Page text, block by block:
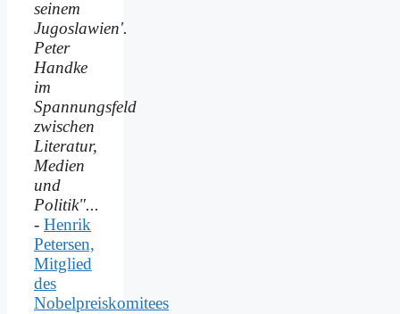
seinem
Jugoslawien'.
Peter
Handke
im
Spannungsfeld
zwischen
Literatur,
Medien
und
Politik"...
- Henrik
Petersen,
Mitglied
des
Nobelpreiskomitees